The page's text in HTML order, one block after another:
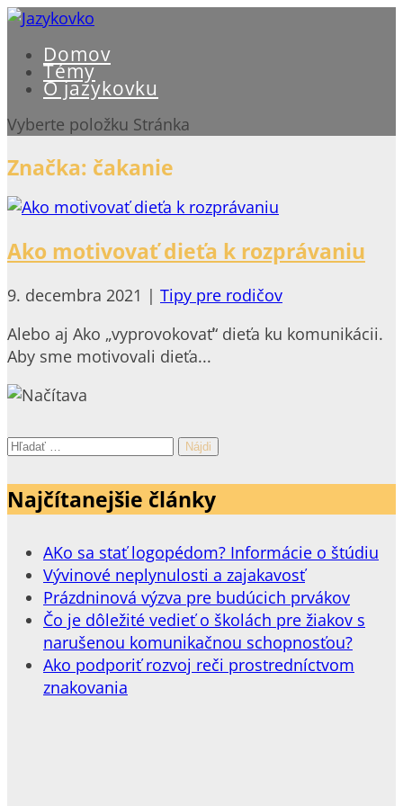
Domov
Témy
O jazykovku
Vyberte položku Stránka
Značka: čakanie
Ako motivovať dieťa k rozprávaniu
9. decembra 2021 | Tipy pre rodičov
Alebo aj Ako „vyprovokovať“ dieťa ku komunikácii.
Aby sme motivovali dieťa...
Hľadať:
Najčítanejšie články
AKo sa stať logopédom? Informácie o štúdiu
Vývinové neplynulosti a zajakavosť
Prázdninová výzva pre budúcich prvákov
Čo je dôležité vedieť o školách pre žiakov s
narušenou komunikačnou schopnosťou?
Ako podporiť rozvoj reči prostredníctvom
znakovania